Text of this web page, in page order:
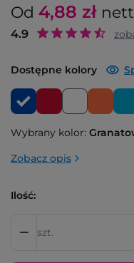
Od 4,88 zł
4.9
Dostępne kolory
Wybrany kolor:
Zobacz opis
Ilość:
szt.